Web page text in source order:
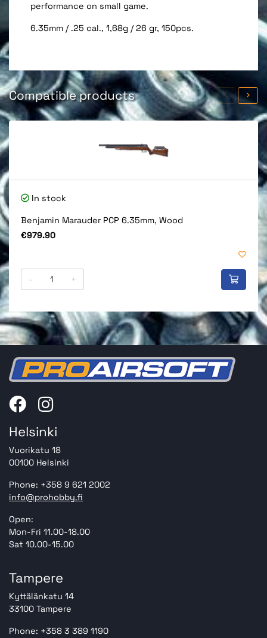
performance on small game.
6.35mm / .25 cal., 1,68g / 26 gr, 150pcs.
Compatible products
In stock
Benjamin Marauder PCP 6.35mm, Wood
Price
€979.90
- +
Helsinki
Vuorikatu 18
00100 Helsinki
Phone: +358 9 621 2002
info@prohobby.fi
Open:
Mon-Fri 11.00-18.00
Sat 10.00-15.00
Tampere
Kyttälänkatu 14
33100 Tampere
Phone: +358 3 389 1190